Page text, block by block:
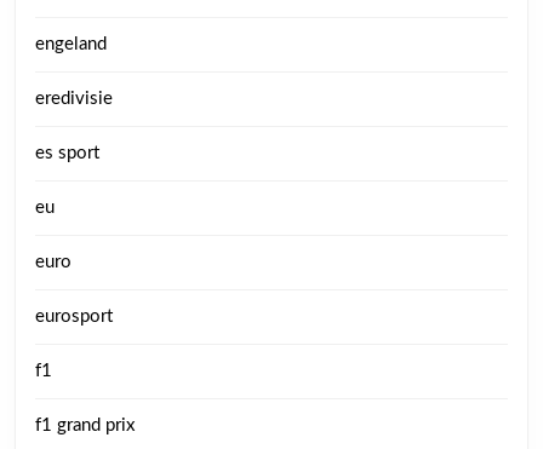
engeland
eredivisie
es sport
eu
euro
eurosport
f1
f1 grand prix